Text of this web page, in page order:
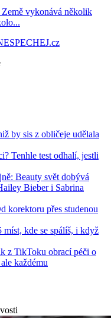
vykonává několik
by sis z obličeje udělala
Tenhle test odhalí, jestli
Beauty svět dobývá
Bieber i Sabrina
korektoru přes studenou
kde se spálíš, i když
z TikToku obrací péči o
každému